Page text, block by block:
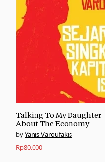
Talking To My Daughter
About The Economy
Yanis Varoufakis
Rp80.000